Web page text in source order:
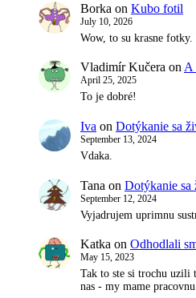
Borka on Kubo fotil
July 10, 2026
Wow, to su krasne
Vladimír Kučera onA
April 25, 2025
To je dobré!
Iva on Dotýkanie sa
September 13, 2024
Vdaka.
Tana on Dotýkanie sa
September 12, 2024
Vyjadrujem uprimnu
Katka on Odhodlali
May 15, 2023
Tak to ste si trochu uzili
nas - my mame